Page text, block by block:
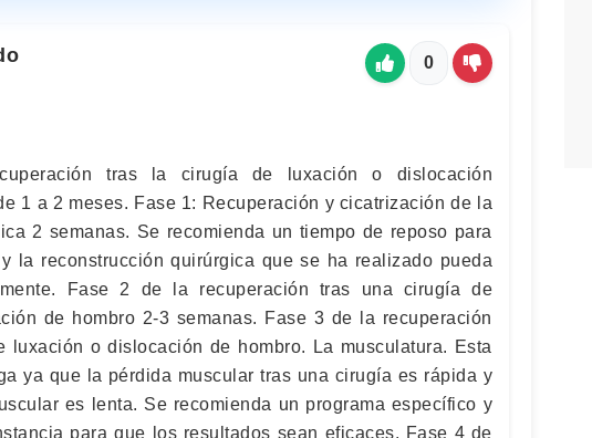
0
tras la cirugía de luxación o dislocación
1 a 2 meses. Fase 1: Recuperación y cicatrización de la
2 semanas. Se recomienda un tiempo de reposo para
la reconstrucción quirúrgica que se ha realizado pueda
Fase 2 de la recuperación tras una cirugía de
de hombro 2-3 semanas. Fase 3 de la recuperación
luxación o dislocación de hombro. La musculatura. Esta
ya que la pérdida muscular tras una cirugía es rápida y
es lenta. Se recomienda un programa específico y
para que los resultados sean eficaces. Fase 4 de